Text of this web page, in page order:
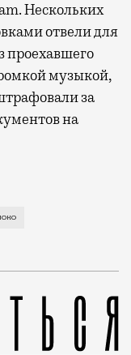
Нескольких
отвели для
проехавшего
музыкой,
за
на
иск партии